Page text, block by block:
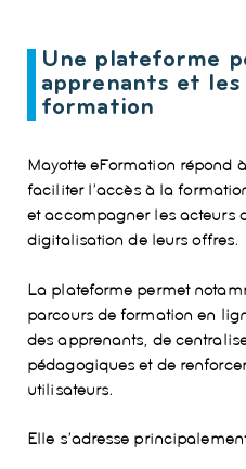
Une plateforme
apprenants et les
formation
Mayotte eFormation répond
faciliter l’accès à la
et accompagner les acteurs
digitalisation de leurs offres.
La plateforme permet
parcours de formation en
des apprenants, de
pédagogiques et de
utilisateurs.
Elle s’adresse